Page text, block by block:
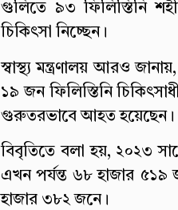
গুলিতে ৯৩ ফিলিস্তিনি
চিকিৎসা নিচ্ছেন।
স্বাস্থ্য মন্ত্রণালয় আরও
১৯ জন ফিলিস্তিনি
গুরুতরভাবে আহত হয়েছেন।
বিবৃতিতে বলা হয়, ২০২৩
এখন পর্যন্ত ৬৮ হাজার ৫১৯
হাজার ৩৮২ জনে।